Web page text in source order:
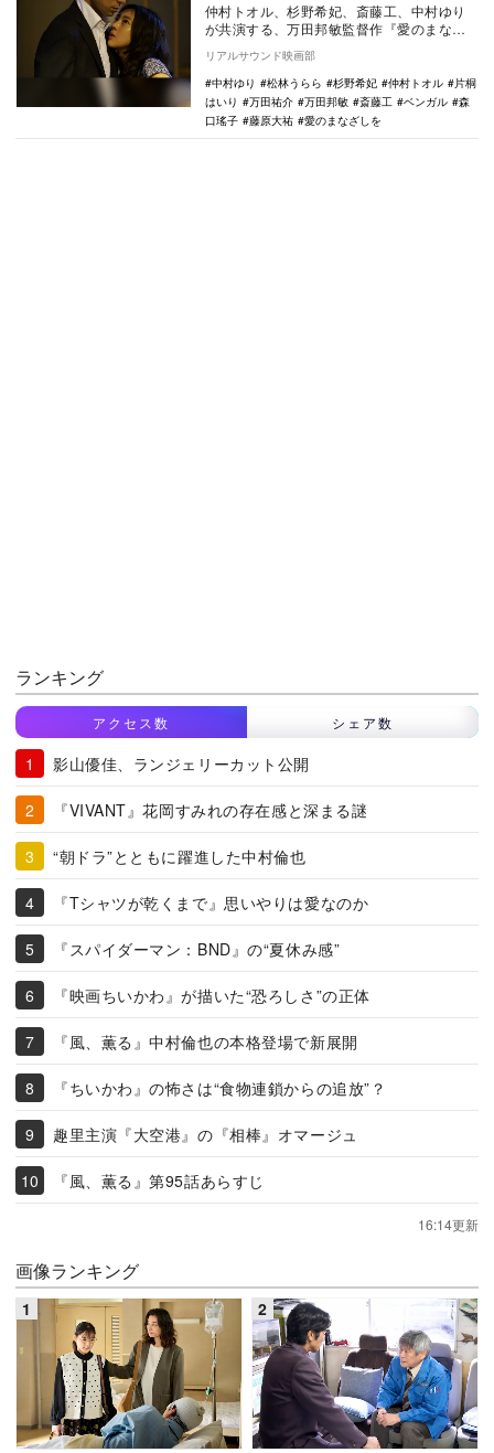
仲村トオル、杉野希妃、斎藤工、中村ゆり
が共演する、万田邦敏監督作『愛のまなざ
しを』が2021年に公開されることが決定し
た。 …
リアルサウンド映画部
中村ゆり
松林うらら 杉野希妃 仲村トオル
片桐
はいり
万田祐介 万田邦敏 斎藤工 ベンガル
森
口瑤子
藤原大祐 愛のまなざしを
ランキング
アクセス数 シェア数
影山優佳、ランジェリーカット公開
『VIVANT』花岡すみれの存在感と深まる謎
“朝ドラ”とともに躍進した中村倫也
『Tシャツが乾くまで』思いやりは愛なのか
『スパイダーマン：BND』の“夏休み感”
『映画ちいかわ』が描いた“恐ろしさ”の正体
『風、薫る』中村倫也の本格登場で新展開
『ちいかわ』の怖さは“食物連鎖からの追放”？
趣里主演『大空港』の『相棒』オマージュ
『風、薫る』第95話あらすじ
16:14更新
画像ランキング